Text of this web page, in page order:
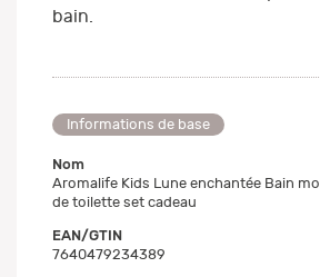
bain.
Informations de base
Nom
Aromalife Kids Lune enchantée Bain
de toilette set cadeau
EAN/GTIN
7640479234389